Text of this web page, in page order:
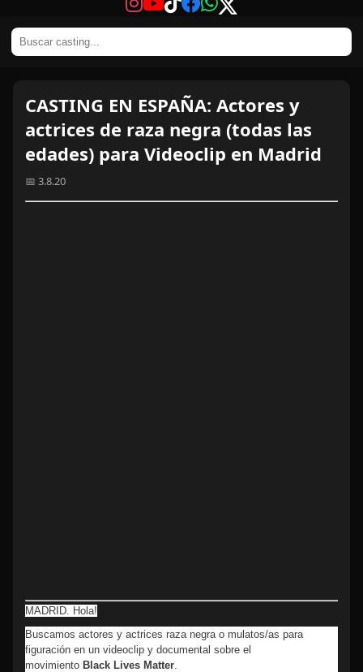
CASTING EN ESPAÑA: Actores y
actrices de raza negra (todas las
edades) para Videoclip en Madrid
📅 3.8.20
MADRID. Hola!
Buscamos actores y actrices raza negra o mulatos/as para
figuración en un videoclip y documental sobre el
movimiento Black Lives Matter.